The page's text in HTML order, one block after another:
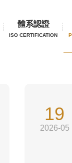
體系認證
ISO CERTIFICATION
19
2026-05